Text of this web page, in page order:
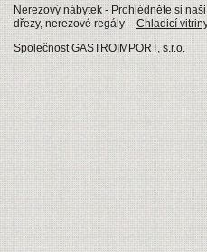
Nerezový nábytek - Prohlédněte si
dřezy, nerezové regály
Chladicí
Společnost GASTROIMPORT, s.r.o.